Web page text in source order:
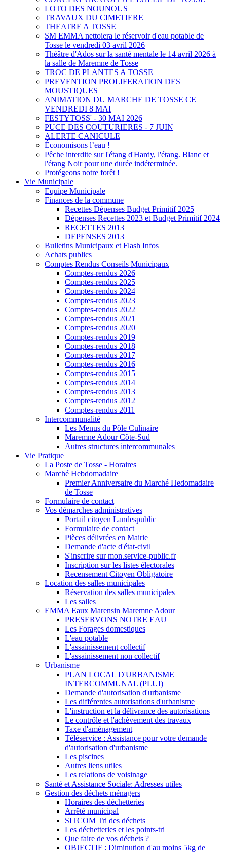
LOTO DES NOUNOUS
TRAVAUX DU CIMETIERE
THEATRE A TOSSE
SM EMMA nettoiera le réservoir d'eau potable de
Tosse le vendredi 03 avril 2026
Théâtre d'Ados sur la santé mentale le 14 avril 2026 à
la salle de Maremne de Tosse
TROC DE PLANTES A TOSSE
PREVENTION PROLIFERATION DES
MOUSTIQUES
ANIMATION DU MARCHE DE TOSSE CE
VENDREDI 8 MAI
FESTYTOSS' - 30 MAI 2026
PUCE DES COUTURIERES - 7 JUIN
ALERTE CANICULE
Économisons l’eau !
Pêche interdite sur l'étang d'Hardy, l'étang. Blanc et
l'étang Noir pour une durée indéterminée.
Protégeons notre forêt !
Vie Municipale
Equipe Municipale
Finances de la commune
Recettes Dépenses Budget Primitif 2025
Dépenses Recettes 2023 et Budget Primitif 2024
RECETTES 2013
DEPENSES 2013
Bulletins Municipaux et Flash Infos
Achats publics
Comptes Rendus Conseils Municipaux
Comptes-rendus 2026
Comptes-rendus 2025
Comptes-rendus 2024
Comptes-rendus 2023
Comptes-rendus 2022
Comptes-rendus 2021
Comptes-rendus 2020
Comptes-rendus 2019
Comptes-rendus 2018
Comptes-rendus 2017
Comptes-rendus 2016
Comptes-rendus 2015
Comptes-rendus 2014
Comptes-rendus 2013
Comptes-rendus 2012
Comptes-rendus 2011
Intercommunalité
Les Menus du Pôle Culinaire
Maremne Adour Côte-Sud
Autres structures intercommunales
Vie Pratique
La Poste de Tosse - Horaires
Marché Hebdomadaire
Premier Anniversaire du Marché Hedomadaire
de Tosse
Formulaire de contact
Vos démarches administratives
Portail citoyen Landespublic
Formulaire de contact
Pièces délivrées en Mairie
Demande d'acte d'état-civil
S'inscrire sur mon.service-public.fr
Inscription sur les listes électorales
Recensement Citoyen Obligatoire
Location des salles municipales
Réservation des salles municipales
Les salles
EMMA Eaux Marensin Maremne Adour
PRESERVONS NOTRE EAU
Les Forages domestiques
L'eau potable
L'assainissement collectif
L'assainissement non collectif
Urbanisme
PLAN LOCAL D'URBANISME
INTERCOMMUNAL (PLUI)
Demande d'autorisation d'urbanisme
Les différentes autorisations d'urbanisme
L'instruction et la délivrance des autorisations
Le contrôle et l'achèvement des travaux
Taxe d'aménagement
Téléservice : Assistance pour votre demande
d'autorisation d'urbanisme
Les piscines
Autres liens utiles
Les relations de voisinage
Santé et Assistance Sociale: Adresses utiles
Gestion des déchets ménagers
Horaires des déchetteries
Arrêté municipal
SITCOM Tri des déchets
Les déchetteries et les points-tri
Que faire de vos déchets ?
OBJECTIF : Diminution d'au moins 5kg de